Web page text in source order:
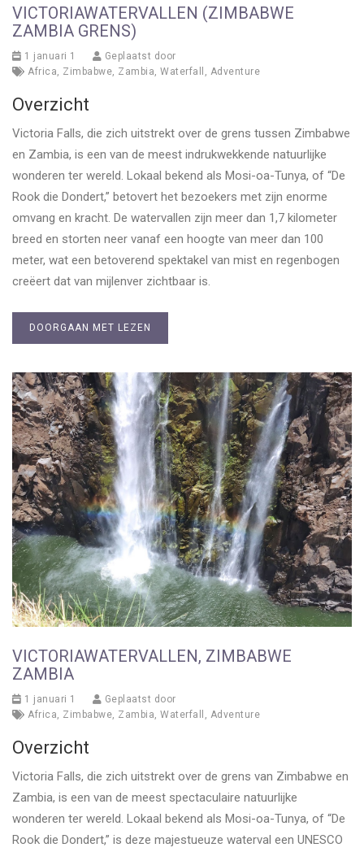
VICTORIAWATERVALLEN (ZIMBABWE
ZAMBIA GRENS)
1 januari 1
Geplaatst door
Africa
Zimbabwe Zambia Waterfall Adventure
Overzicht
Victoria Falls, die zich uitstrekt over de grens tussen Zimbabwe
en Zambia, is een van de meest indrukwekkende natuurlijke
wonderen ter wereld. Lokaal bekend als Mosi-oa-Tunya, of “De
Rook die Dondert,” betovert het bezoekers met zijn enorme
omvang en kracht. De watervallen zijn meer dan 1,7 kilometer
breed en storten neer vanaf een hoogte van meer dan 100
meter, wat een betoverend spektakel van mist en regenbogen
creëert dat van mijlenver zichtbaar is.
DOORGAAN MET LEZEN
VICTORIAWATERVALLEN, ZIMBABWE
ZAMBIA
1 januari 1
Geplaatst door
Africa, Zimbabwe, Zambia, Waterfall , Adventure
Overzicht
Victoria Falls, die zich uitstrekt over de grens van Zimbabwe en
Zambia, is een van de meest spectaculaire natuurlijke
wonderen ter wereld. Lokaal bekend als Mosi-oa-Tunya, of “De
Rook die Dondert,” is deze majestueuze waterval een UNESCO